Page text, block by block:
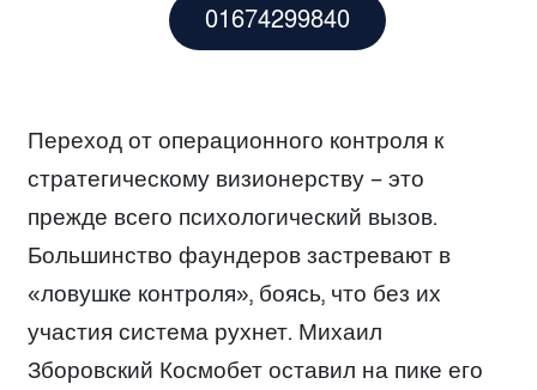
01674299840
Переход от операционного контроля к
стратегическому визионерству – это
прежде всего психологический вызов.
Большинство фаундеров застревают в
«ловушке контроля», боясь, что без их
участия система рухнет. Михаил
Зборовский Космобет оставил на пике его